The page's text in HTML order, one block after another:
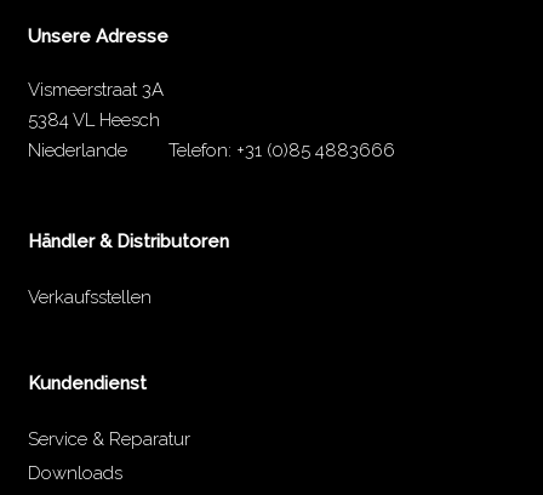
Unsere Adresse
Vismeerstraat 3A
5384 VL Heesch
Niederlande
Telefon: +31 (0)85 4883666
Händler & Distributoren
Verkaufsstellen
Kundendienst
Service & Reparatur
Downloads